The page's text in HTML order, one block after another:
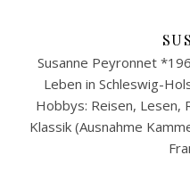
Susanne Peyronnet
Leben in Schleswig-
Hobbys: Reisen, Lesen,
Klassik (Ausnahme